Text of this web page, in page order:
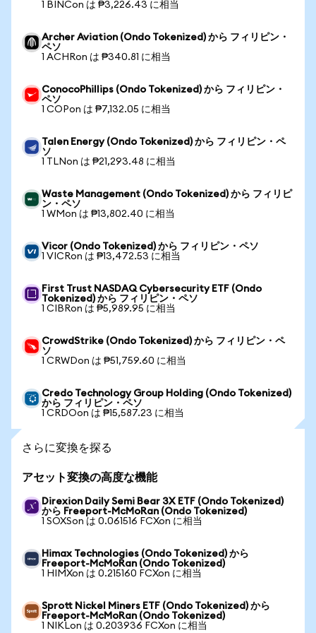
1 BINCon は ₱3,226.43 に相当
Archer Aviation (Ondo Tokenized) から フィリピン・
ペソ
1 ACHRon は ₱340.81 に相当
ConocoPhillips (Ondo Tokenized) から フィリピン・
ペソ
1 COPon は ₱7,132.05 に相当
Talen Energy (Ondo Tokenized) から フィリピン・ペ
ソ
1 TLNon は ₱21,293.48 に相当
Waste Management (Ondo Tokenized) から フィリピ
ン・ペソ
1 WMon は ₱13,802.40 に相当
Vicor (Ondo Tokenized) から フィリピン・ペソ
1 VICRon は ₱13,472.53 に相当
First Trust NASDAQ Cybersecurity ETF (Ondo
Tokenized) から フィリピン・ペソ
1 CIBRon は ₱5,989.95 に相当
CrowdStrike (Ondo Tokenized) から フィリピン・ペ
ソ
1 CRWDon は ₱51,759.60 に相当
Credo Technology Group Holding (Ondo Tokenized)
から フィリピン・ペソ
1 CRDOon は ₱15,587.23 に相当
さらに変換を探る
アセット変換の高度な機能
Direxion Daily Semi Bear 3X ETF (Ondo Tokenized)
から Freeport-McMoRan (Ondo Tokenized)
1 SOXSon は 0.061516 FCXon に相当
Himax Technologies (Ondo Tokenized) から
Freeport-McMoRan (Ondo Tokenized)
1 HIMXon は 0.215160 FCXon に相当
Sprott Nickel Miners ETF (Ondo Tokenized) から
Freeport-McMoRan (Ondo Tokenized)
1 NIKLon は 0.203936 FCXon に相当